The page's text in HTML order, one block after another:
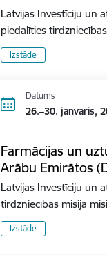
Latvijas Investīciju un
piedalīties
Izstāde
Datums
26.–30. janvāris,
Farmācijas un
Arābu Emirātos
Latvijas Investīciju un
tirdzniecības misijā
Izstāde